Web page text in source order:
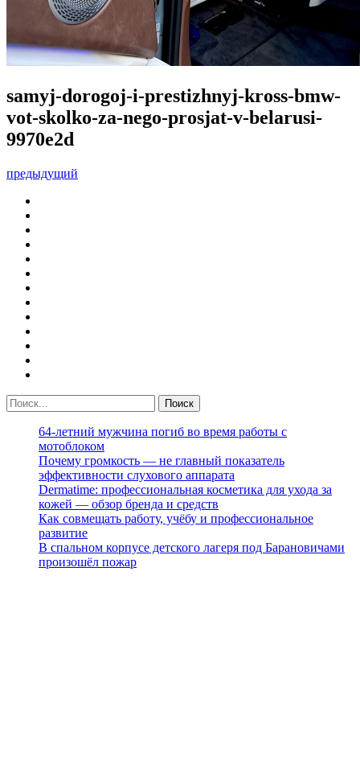
samyj-dorogoj-i-prestizhnyj-kross-bmw-
vot-skolko-za-nego-prosjat-v-belarusi-
9970e2d
предыдущий
64-летний мужчина погиб во время работы с
мотоблоком
Почему громкость — не главный показатель
эффективности слухового аппарата
Dermatime: профессиональная косметика для ухода за
кожей — обзор бренда и средств
Как совмещать работу, учёбу и профессиональное
развитие
В спальном корпусе детского лагеря под Барановичами
произошёл пожар